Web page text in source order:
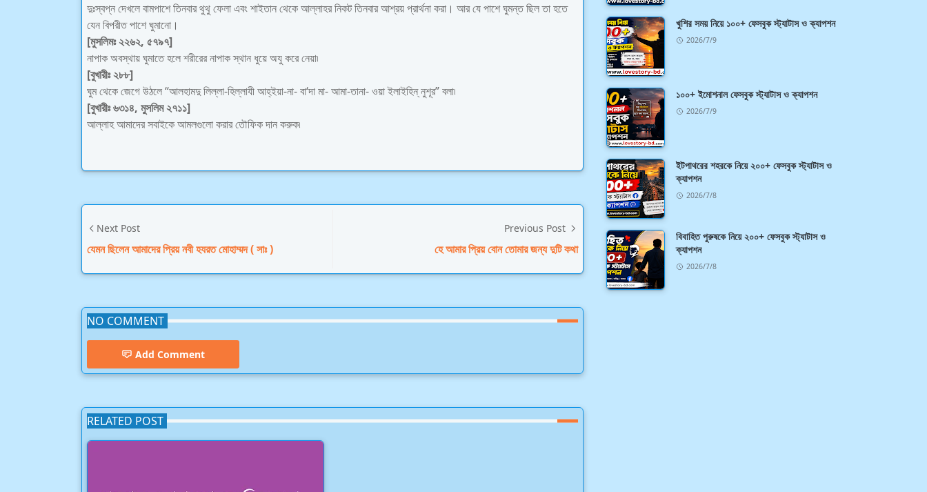
দুঃস্বপ্ন দেখলে বামপাশে তিনবার থুথু ফেলা এবং শাইতান থেকে আল্লাহর নিকট তিনবার আশ্রয় প্রার্থনা করা। আর যে পাশে ঘুমন্ত ছিল তা হতে
যেন বিপরীত পাশে ঘুমানো।
[মুসলিমঃ ২২৬২, ৫৭৯৭]
নাপাক অবস্থায় ঘুমাতে হলে শরীরের নাপাক স্থান ধুয়ে অযু করে নেয়া৷
[বুখারীঃ ২৮৮]
ঘুম থেকে জেগে উঠলে “আলহামদু লিল্লা-হিল্লাযী আহ্ইয়া-না- বা‘দা মা- আমা-তানা- ওয়া ইলাইহিন্ নুশূর” বলা৷
[বুখারীঃ ৬৩১৪, মুসলিম ২৭১১]
আল্লাহ আমাদের সবাইকে আমলগুলো করার তৌফিক দান করুক৷
Next Post
যেমন ছিলেন আমাদের প্রিয় নবী হযরত মোহাম্মদ ( সাঃ )
Previous Post
হে আমার প্রিয় বোন তোমার জন্য দুটি কথা
NO COMMENT
Add Comment
RELATED POST
খুশির সময় নিয়ে ১০০+ ফেসবুক স্ট্যাটাস ও ক্যাপশন
2026/7/9
১০০+ ইমোশনাল ফেসবুক স্ট্যাটাস ও ক্যাপশন
2026/7/9
ইটপাথরের শহরকে নিয়ে ২০০+ ফেসবুক স্ট্যাটাস ও
ক্যাপশন
2026/7/8
বিবাহিত পুরুষকে নিয়ে ২০০+ ফেসবুক স্ট্যাটাস ও
ক্যাপশন
2026/7/8